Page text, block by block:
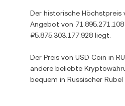
Der historische Höchstpreis
Angebot von
₽5.875.303.177.928 liegt.
Der Preis von USD Coin in
andere beliebte
bequem in Russischer Rubel